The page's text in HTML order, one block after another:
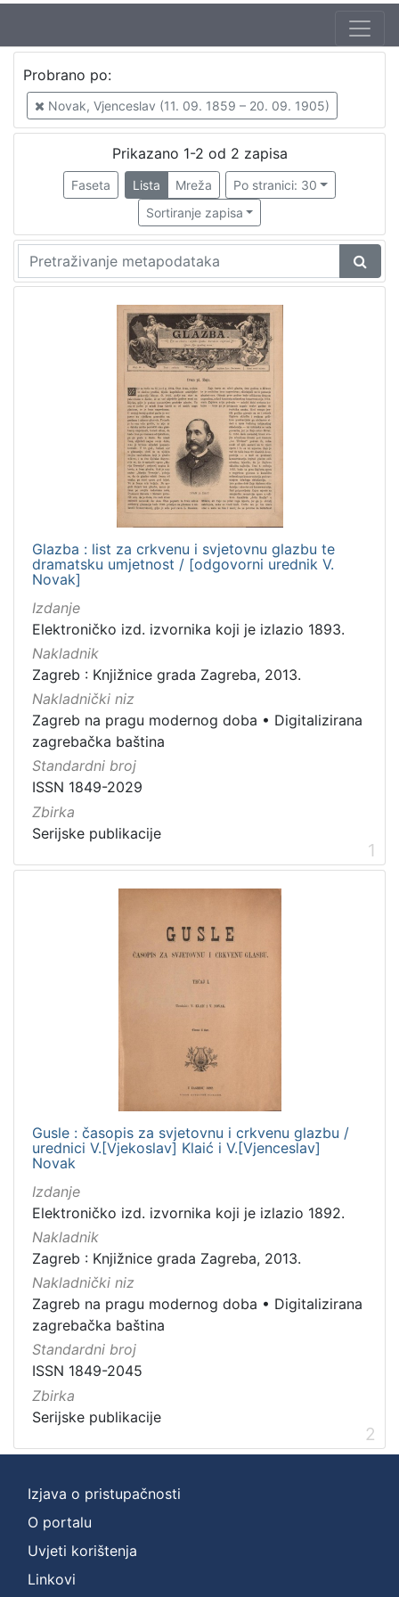
Mjesto
izdanja
Zagreb
Nakladnička
cjelina
Digitalizirana zagrebačka baština
Zbirka
Serijske publikacije
Probrano po:
Novak, Vjenceslav (11. 09. 1859 – 20. 09. 1905)
Prikazano 1-2 od 2 zapisa
Faseta Lista Mreža
Po stranici: 30
Sortiranje zapisa
Glazba : list za crkvenu i svjetovnu glazbu te
dramatsku umjetnost / [odgovorni urednik V.
Novak]
Izdanje
Elektroničko izd. izvornika koji je izlazio 1893.
Nakladnik
Zagreb : Knjižnice grada Zagreba, 2013.
Nakladnički niz
Zagreb na pragu modernog doba • Digitalizirana
zagrebačka baština
Standardni broj
ISSN 1849-2029
Zbirka
Serijske publikacije
1
Gusle : časopis za svjetovnu i crkvenu glazbu /
urednici V.[Vjekoslav] Klaić i V.[Vjenceslav]
Novak
Izdanje
Elektroničko izd. izvornika koji je izlazio 1892.
Nakladnik
Zagreb : Knjižnice grada Zagreba, 2013.
Nakladnički niz
Zagreb na pragu modernog doba • Digitalizirana
zagrebačka baština
Standardni broj
ISSN 1849-2045
Zbirka
Serijske publikacije
2
Izjava o pristupačnosti
O portalu
Uvjeti korištenja
Linkovi